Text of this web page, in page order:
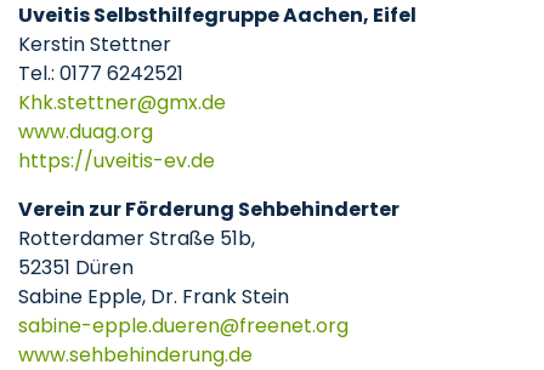
Uveitis Selbsthilfegruppe Aachen, Eifel
Kerstin Stettner
Tel.: 0177 6242521
Khk.stettner
gmxde
www.duag.org
https://uveitis-ev.de
Verein zur Förderung Sehbehinderter
Rotterdamer Straße 51b,
52351 Düren
Sabine Epple, Dr. Frank Stein
sabine-epple.dueren
freenetorg
www.sehbehinderung.de